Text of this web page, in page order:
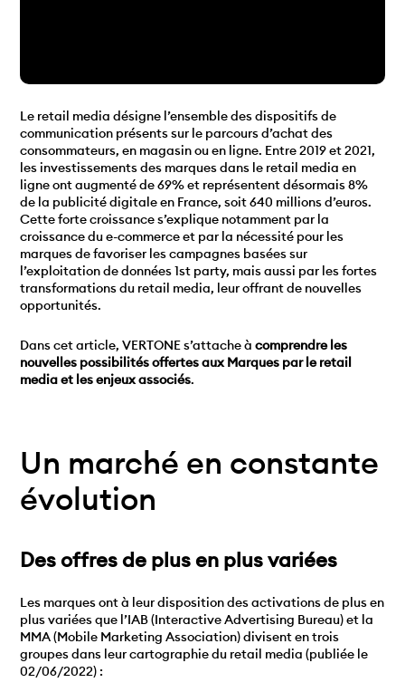
Le retail media désigne l’ensemble des dispositifs de
communication présents sur le parcours d’achat des
consommateurs, en magasin ou en ligne. Entre 2019 et 2021,
les investissements des marques dans le retail media en
ligne ont augmenté de 69% et représentent désormais 8%
de la publicité digitale en France, soit 640 millions d’euros.
Cette forte croissance s’explique notamment par la
croissance du e-commerce et par la nécessité pour les
marques de favoriser les campagnes basées sur
l’exploitation de données 1st party, mais aussi par les fortes
transformations du retail media, leur offrant de nouvelles
opportunités.
Dans cet article, VERTONE s’attache àcomprendre les
nouvelles possibilités offertes aux Marques par le retail
media et les enjeux associés.
Un marché en constante
évolution
Des offres de plus en plus variées
Les marques ont à leur disposition des activations de plus en
plus variées que l’IAB (Interactive Advertising Bureau) et la
MMA (Mobile Marketing Association) divisent en trois
groupes dans leur cartographie du retail media (publiée le
02/06/2022) :